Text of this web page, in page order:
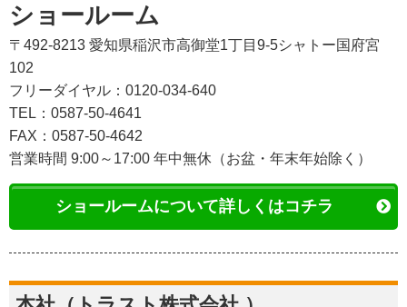
ショールーム
〒492-8213 愛知県稲沢市高御堂1丁目9-5シャトー国府宮
102
フリーダイヤル：0120-034-640
TEL：0587-50-4641
FAX：0587-50-4642
営業時間 9:00～17:00 年中無休（お盆・年末年始除く）
ショールームについて詳しくはコチラ